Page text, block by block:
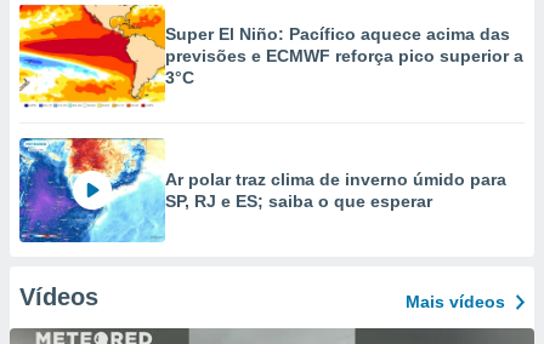
Super El Niño: Pacífico aquece acima das
previsões e ECMWF reforça pico superior a
3°C
Ar polar traz clima de inverno úmido para
SP, RJ e ES; saiba o que esperar
Vídeos Mais vídeos